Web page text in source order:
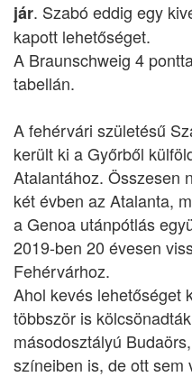
jár. Szabó eddig egy
kapott lehetőséget.
A Braunschweig 4
tabellán.
A fehérvári születésű
került ki a Győrből
Atalantához. Összesen
két évben az Atalanta,
a Genoa utánpótlás
2019-ben 20 évesen
Fehérvárhoz.
Ahol kevés lehetőséget
többször is
másodosztályú
színeiben is, de ott sem